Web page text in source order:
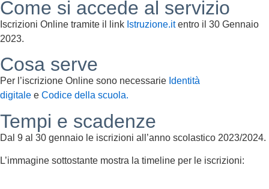
Come si accede al servizio
Iscrizioni Online tramite il link Istruzione.itentro il 30 Gennaio
2023.
Cosa serve
Per l’iscrizione Online sono necessarie Identità
digitale e Codice della scuola.
Tempi e scadenze
Dal 9 al 30 gennaio le iscrizioni all’anno scolastico 2023/2024.
L’immagine sottostante mostra la timeline per le iscrizioni: